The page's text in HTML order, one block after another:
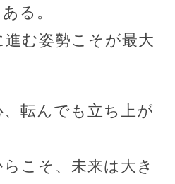
る。
む姿勢こそが最大
転んでも立ち上が
らこそ、未来は大き